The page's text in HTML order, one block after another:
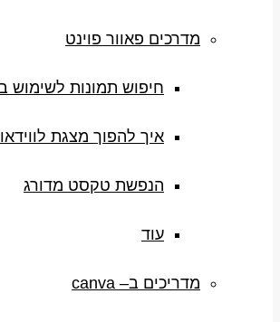
מדרכים פאוור פוינט
חיפוש תמונות לשימוש
איך להפוך מצגת
הנפשת טקסט מדורג
עוד
מדריכים ב– canva